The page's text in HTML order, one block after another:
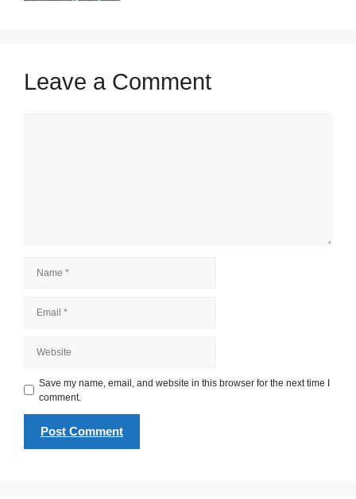
Leave a Comment
Save my name, email, and website in this browser for the next time I
comment.